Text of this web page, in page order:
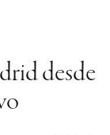
desde